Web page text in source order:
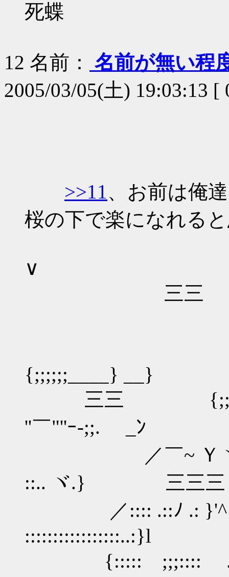
死蝶
12 名前：
名前が無い程
2005/03/05(土) 19:03:13 [
>>11、お前
桜の下で楽になれる
∨
三
{;;;;;;____} __}
三三
''￣"''ｰ-;;. ゝ_ﾝ
／￣~ Ｙヽ::
::.. ヾ.} 三三三
／:::: .::ﾉ .:
{::::: ;;;:::: .::